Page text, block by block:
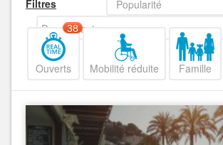
Filtres
Popularité
Decroissant
Ouverts
38
Mobilité réduite Famille